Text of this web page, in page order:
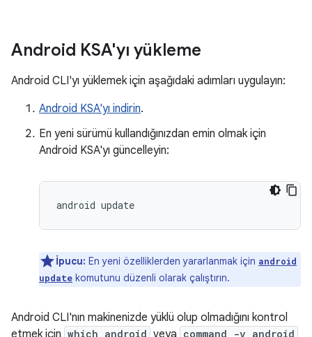
Android KSA'yı yükleme
Android CLI'yı yüklemek için aşağıdaki adımları uygulayın:
Android KSA'yı indirin.
En yeni sürümü kullandığınızdan emin olmak için
Android KSA'yı güncelleyin:
android
İpucu: En yeni özelliklerden yararlanmak için android
update komutunu düzenli olarak çalıştırın.
Android CLI'nın makinenizde yüklü olup olmadığını kontrol
etmek için which android veya command -v android